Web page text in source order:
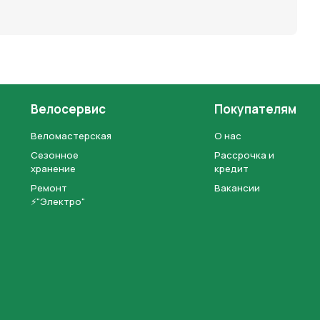
Велосервис
Веломастерская
Сезонное
хранение
Ремонт
⚡"Электро"
Покупателям
О нас
Рассрочка и
кредит
Вакансии